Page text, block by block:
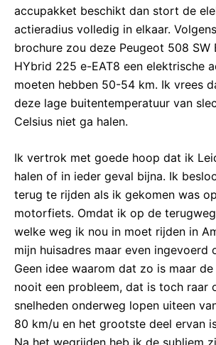
accupakket beschikt dan stort de
actieradius volledig in elkaar.
brochure zou deze Peugeot 508 SW
HYbrid 225 e-EAT8 een elektrische
moeten hebben 50-54 km. Ik vrees
deze lage buitentemperatuur van
Celsius niet ga halen.
Ik vertrok met goede hoop dat ik
halen of in ieder geval bijna. Ik
terug te rijden als ik gekomen was
motorfiets. Omdat ik op de
welke weg ik nou in moet rijden in
mijn huisadres maar even ingevoerd
Geen idee waarom dat zo is maar
nooit een probleem, dat is toch raar
snelheden onderweg lopen uiteen
80 km/u en het grootste deel ervan